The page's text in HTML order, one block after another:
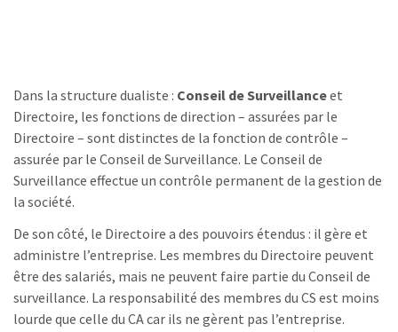
Dans la structure dualiste : Conseil de Surveillanceet
Directoire, les fonctions de direction – assurées par le
Directoire – sont distinctes de la fonction de contrôle –
assurée par le Conseil de Surveillance. Le Conseil de
Surveillance effectue un contrôle permanent de la gestion de
la société.
De son côté, le Directoire a des pouvoirs étendus : il gère et
administre l’entreprise. Les membres du Directoire peuvent
être des salariés, mais ne peuvent faire partie du Conseil de
surveillance. La responsabilité des membres du CS est moins
lourde que celle du CA car ils ne gèrent pas l’entreprise.